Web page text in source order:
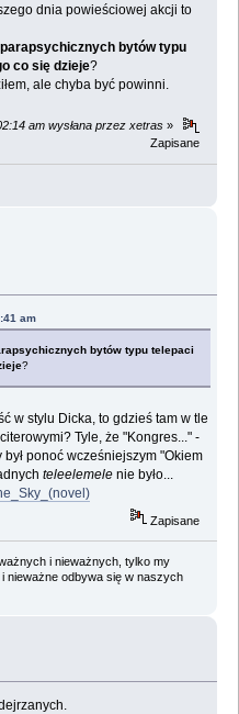
dnia powieściowej akcji to
bytów typu
co się dzieje?
ale chyba być powinni.
am wysłana przez xetras »
Zapisane
am
bytów typu telepaci
?
w stylu Dicka, to gdzieś tam w tle
Tyle, że "Kongres..." -
ponoć wcześniejszym "Okiem
teleelemele nie było...
Zapisane
i nieważnych, tylko my
nieważne odbywa się w naszych